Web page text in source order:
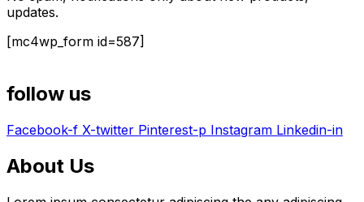
updates.
[mc4wp_form id=587]
follow us
Facebook-f X-twitter Pinterest-p Instagram Linkedin-in
About Us